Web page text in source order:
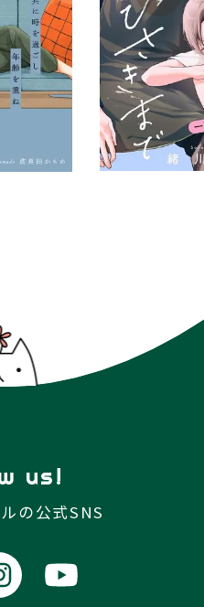
us!
の公式SNS